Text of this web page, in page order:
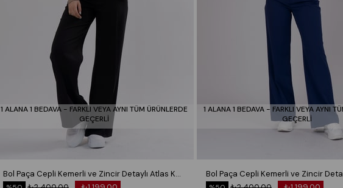
1 ALANA 1 BEDAVA - FARKLI VEYA AYNI TÜM ÜRÜNLERDE
GEÇERLİ
Bol Paça Cepli Kemerli ve Zincir Detaylı Atlas Kumaş Pantolon 30024
1 ALANA 1 BEDAVA - FARKLI VEYA AYNI
GEÇERLİ